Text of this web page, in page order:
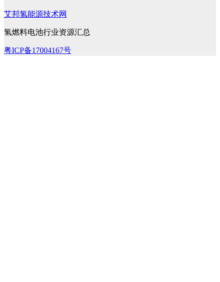
艾邦氢能源技术网
氢燃料电池行业资源汇总
粤ICP备17004167号